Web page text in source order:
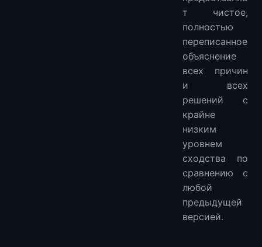
т чистое,
полностью
переписанное
объяснение
всех причин
и всех
решений с
крайне
низким
уровнем
сходства по
сравнению с
любой
предыдущей
версией.